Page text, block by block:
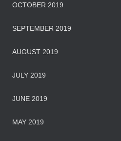
OCTOBER 2019
SEPTEMBER 2019
AUGUST 2019
JULY 2019
JUNE 2019
MAY 2019